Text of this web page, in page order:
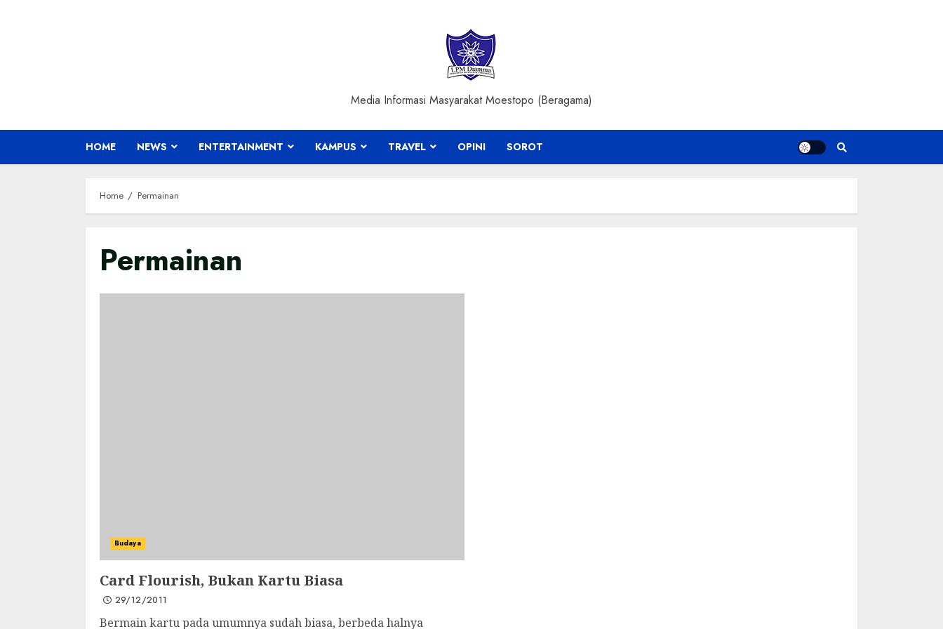
Media Informasi Masyarakat Moestopo (Beragama)
HOME NEWS ENTERTAINMENT KAMPUS TRAVEL OPINI SOROT
Home Permainan
Permainan
Budaya
Card Flourish, Bukan Kartu Biasa
29/12/2011
Bermain kartu pada umumnya sudah biasa, berbeda halnya